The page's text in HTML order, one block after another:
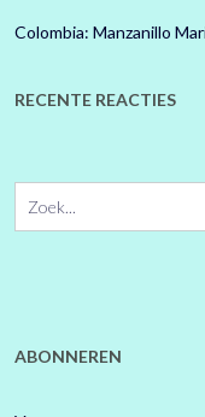
Colombia: Manzanillo
RECENTE REACTIES
ABONNEREN